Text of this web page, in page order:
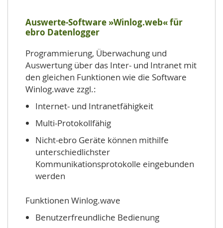
Auswerte-Software »Winlog.web« für
ebro Datenlogger
Programmierung, Überwachung und
Auswertung über das Inter- und Intranet mit
den gleichen Funktionen wie die Software
Winlog.wave zzgl.:
Internet- und Intranetfähigkeit
Multi-Protokollfähig
Nicht-ebro Geräte können mithilfe
unterschiedlichster
Kommunikationsprotokolle eingebunden
werden
Funktionen Winlog.wave
Benutzerfreundliche Bedienung